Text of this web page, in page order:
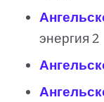
энергия 2